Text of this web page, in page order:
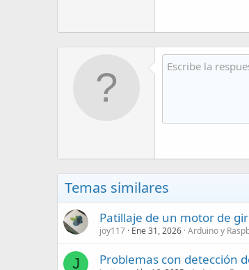
Temas similares
Patillaje de un motor de
joy117 Ene 31, 2026 Arduino y
J Problemas con detección